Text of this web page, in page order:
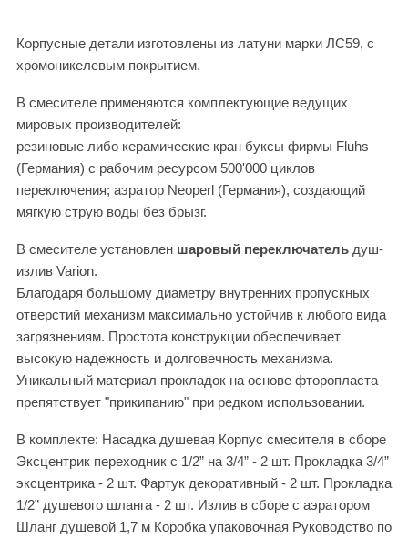
Корпусные детали изготовлены из латуни марки ЛС59, с
хромоникелевым покрытием.
В смесителе применяются комплектующие ведущих
мировых производителей:
резиновые либо керамические кран буксы фирмы Fluhs
(Германия) с рабочим ресурсом 500'000 циклов
переключения; аэратор Neoperl (Германия), создающий
мягкую струю воды без брызг.
В смесителе установлен шаровый переключатель душ-
излив Varion.
Благодаря большому диаметру внутренних пропускных
отверстий механизм максимально устойчив к любого вида
загрязнениям. Простота конструкции обеспечивает
высокую надежность и долговечность механизма.
Уникальный материал прокладок на основе фторопласта
препятствует "прикипанию" при редком использовании.
В комплекте: Насадка душевая Корпус смесителя в сборе
Эксцентрик переходник с 1/2” на 3/4” - 2 шт. Прокладка 3/4”
эксцентрика - 2 шт. Фартук декоративный - 2 шт. Прокладка
1/2” душевого шланга - 2 шт. Излив в сборе с аэратором
Шланг душевой 1,7 м Коробка упаковочная Руководство по